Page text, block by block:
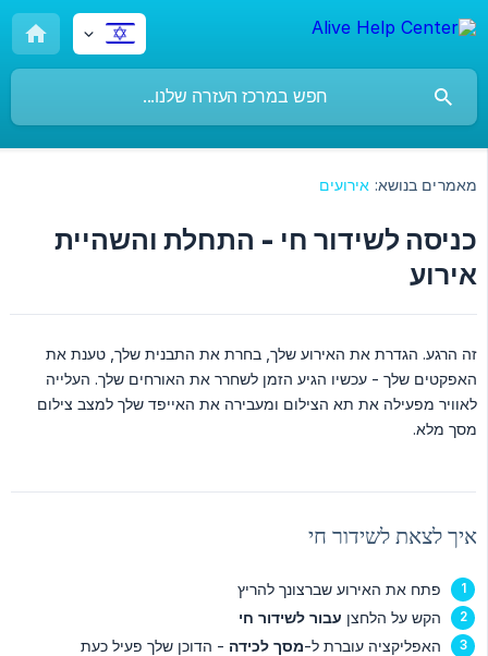
מאמרים בנושא: אירועים
כניסה לשידור חי - התחלת והשהיית
אירוע
זה הרגע. הגדרת את האירוע שלך, בחרת את התבנית שלך, טענת את
האפקטים שלך - עכשיו הגיע הזמן לשחרר את האורחים שלך. העלייה
לאוויר מפעילה את תא הצילום ומעבירה את האייפד שלך למצב צילום
מסך מלא.
איך לצאת לשידור חי
פתח את האירוע שברצונך להריץ
הקש על הלחצן עבור לשידור חי
האפליקציה עוברת ל-מסך לכידה - הדוכן שלך פעיל כעת